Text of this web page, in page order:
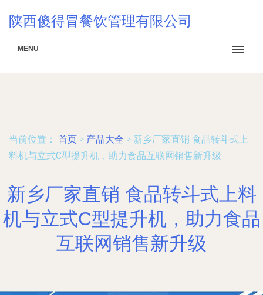
陕西傻得冒餐饮管理有限公司
MENU
当前位置： 首页 > 产品大全 > 新乡厂家直销 食品转斗式上
料机与立式C型提升机，助力食品互联网销售新升级
新乡厂家直销 食品转斗式上料
机与立式C型提升机，助力食品
互联网销售新升级